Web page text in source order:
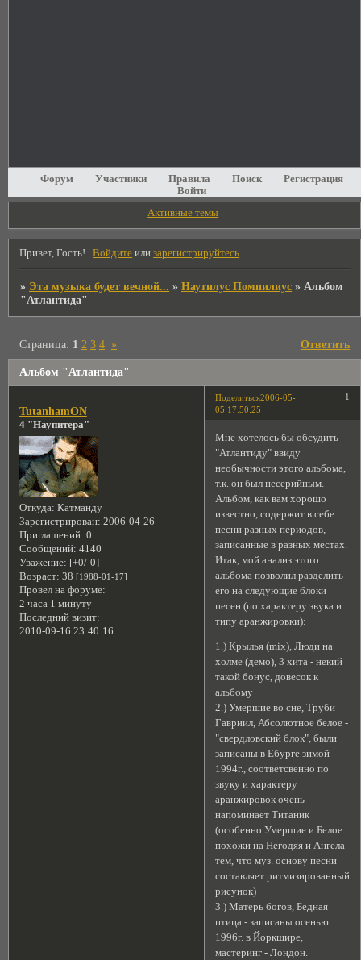
Форум Участники Правила Поиск
Регистрация
Войти
Активные темы
Привет, Гость! Войдите илизарегистрируйтесь.
» Эта музыка будет вечной... »Наутилус Помпилиус » Альбом
"Атлантида"
Альбом "Атлантида"
Страница: 1 2 3 4 » Ответить
Поделиться 1
2006-05-
05 17:50:25
TutanhamON
4 "Наупитера"
Откуда: Катманду
Зарегистрирован: 2006-04-26
Приглашений: 0
Сообщений: 4140
Уважение: [+0/-0]
Возраст: 38 [1988-01-17]
Провел на форуме:
2 часа 1 минуту
Последний визит:
2010-09-16 23:40:16
Мне хотелось бы обсудить
"Атлантиду" ввиду
необычности этого альбома,
т.к. он был несерийным.
Альбом, как вам хорошо
известно, содержит в себе
песни разных периодов,
записанные в разных местах.
Итак, мой анализ этого
альбома позволил разделить
его на следующие блоки
песен (по характеру звука и
типу аранжировки):
1.) Крылья (mix), Люди на
холме (демо), 3 хита - некий
такой бонус, довесок к
альбому
2.) Умершие во сне, Труби
Гавриил, Абсолютное белое -
"свердловский блок", были
записаны в Ебурге зимой
1994г., соответсвенно по
звуку и характеру
аранжировок очень
напоминает Титаник
(особенно Умершие и Белое
похожи на Негодяя и Ангелa
тем, что муз. основу песни
составляет ритмизированный
рисунок)
3.) Матерь богов, Бедная
птица - записаны осенью
1996г. в Йоркшире,
мастеринг - Лондон.